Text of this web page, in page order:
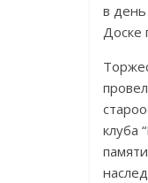
в
Доске
клуба